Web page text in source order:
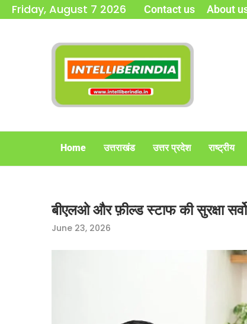
Friday, August 7 2026 Contact us About
Home उत्तराखंड उत्तर प्रदेश राष्ट्रीय
बीएलओ और फ़ील्ड स्टाफ की सुरक्षा
June 23, 2026